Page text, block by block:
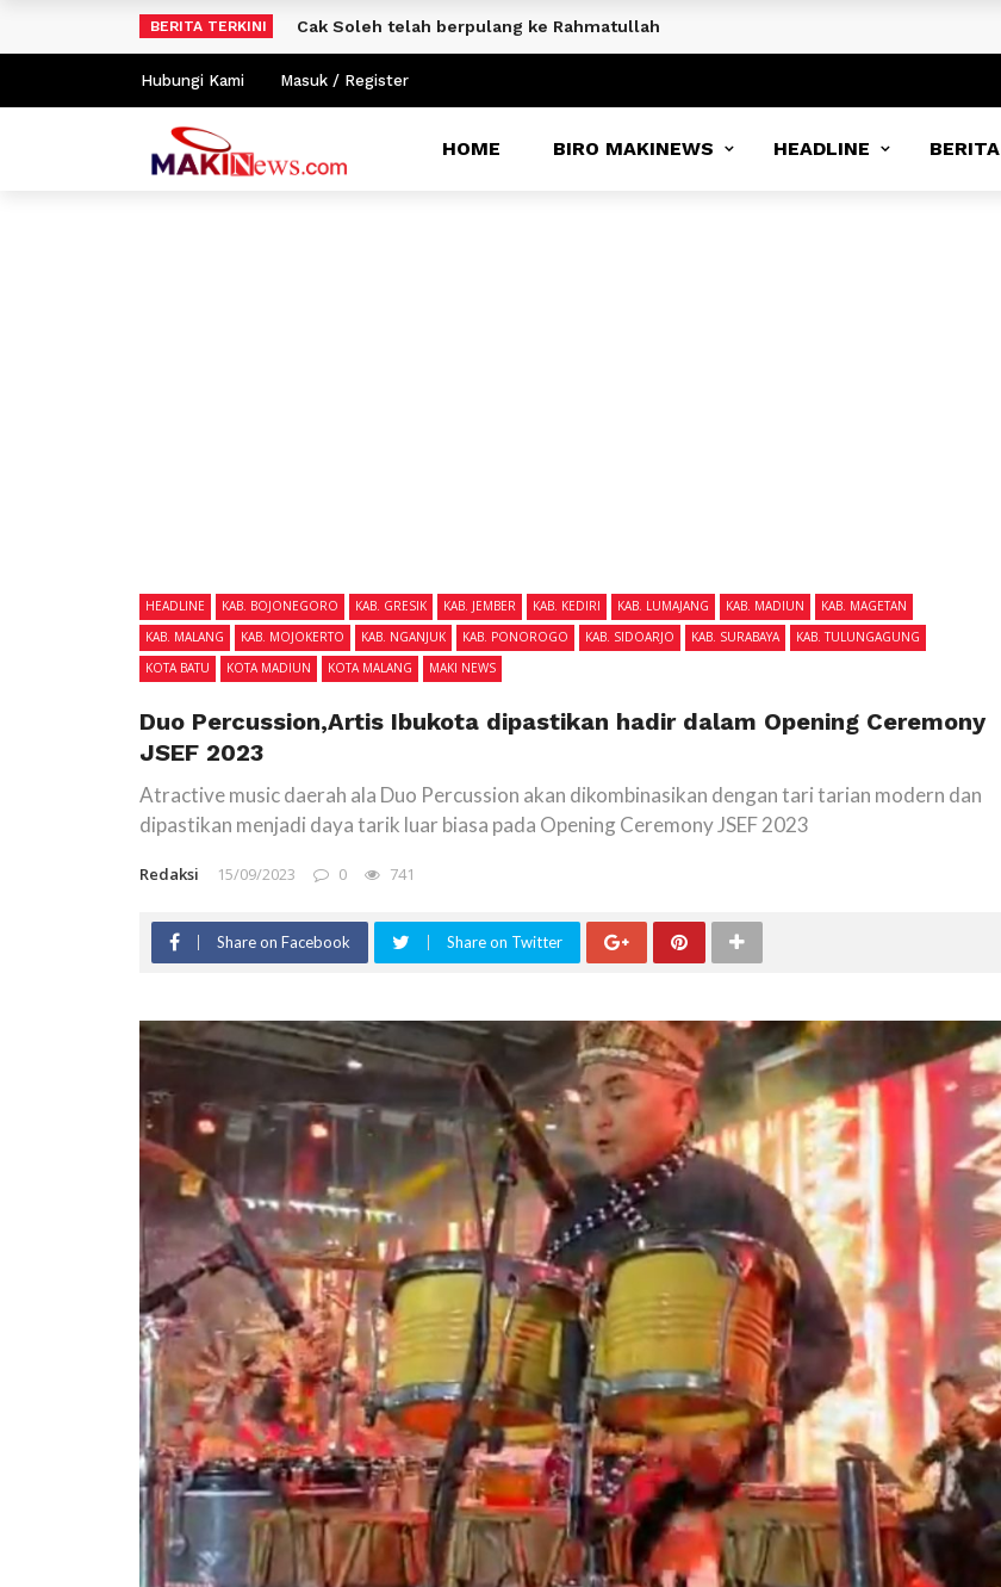
BERITA TERKINI Cak Soleh telah berpulang ke Rahmatullah
Hubungi Kami Masuk / Register
HOME BIRO MAKINEWS HEADLINE BERITA
HEADLINE KAB. BOJONEGORO KAB. GRESIK KAB. JEMBER KAB. KEDIRI KAB. LUMAJANG KAB. MADIUN
KAB. MAGETAN
KAB. MALANG
KAB. MOJOKERTO KAB. NGANJUK KAB. PONOROGO KAB. SIDOARJO KAB. SURABAYA
KAB. TULUNGAGUNG
KOTA BATU
KOTA MADIUN KOTA MALANG MAKI NEWS
Duo Percussion,Artis Ibukota dipastikan hadir dalam Opening Ceremony
JSEF 2023
Atractive music daerah ala Duo Percussion akan dikombinasikan dengan tari tarian modern dan
dipastikan menjadi daya tarik luar biasa pada Opening Ceremony JSEF 2023
Redaksi 15/09/2023 0 741
Share on Facebook Share on Twitter